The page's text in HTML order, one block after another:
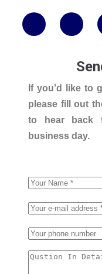
If you’d like to
please fill out
to hear back
business day.